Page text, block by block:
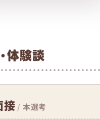
体験談
接 / 本選考